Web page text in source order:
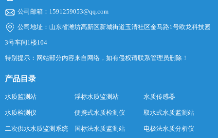
公司邮箱：1591259053@qq.com
公司地址：山东省潍坊高新区新城街道玉清社区金马路1号欧龙科技园
3号车间1楼104
特别提示：网站部分内容来自网络，如有侵权请联系管理员删除！
产品目录
水质监测站 浮标水质监测站 水质传感器
水质检测仪 便携式水质检测仪 取水式水质监测站
二次供水水质监测系统 国标法水质监测站 电极法水质分析仪